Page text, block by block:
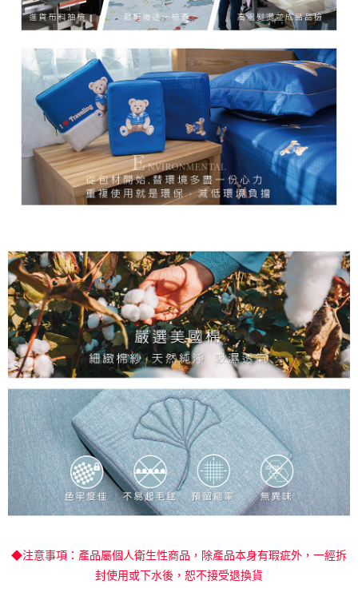
◆注意事項：產品屬個人衛生性商品，除產品本身有瑕疵外，一經拆
封使用或下水後，恕不接受退換貨